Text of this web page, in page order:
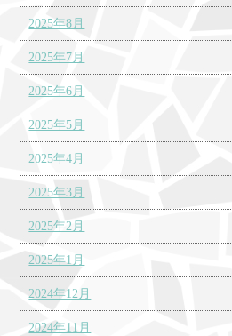
2025年8月
2025年7月
2025年6月
2025年5月
2025年4月
2025年3月
2025年2月
2025年1月
2024年12月
2024年11月